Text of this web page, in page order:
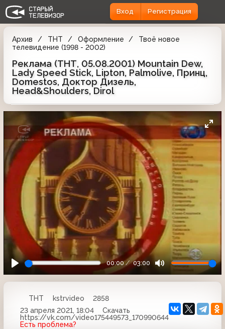
Вход Регистрация
Архив ТНТ Оформление
Твоё новое
телевидение (1998 - 2002)
Реклама (ТНТ, 05.08.2001) Mountain Dew,
Lady Speed Stick, Lipton, Palmolive, Принц,
Domestos, Доктор Дизель,
Head&Shoulders, Dirol
00:00 03:00
ТНТ kstrvideo
2858
23 апреля 2021, 18:04
Скачать
https://vk.com/video175449573_170990644
Есть проблема?